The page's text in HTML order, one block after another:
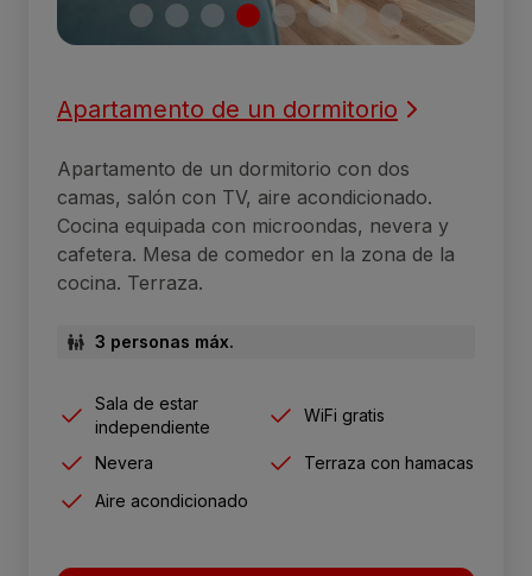
Apartamento de un dormitorio
Apartamento de un dormitorio con dos
camas, salón con TV, aire acondicionado.
Cocina equipada con microondas, nevera y
cafetera. Mesa de comedor en la zona de la
cocina. Terraza.
3 personas máx.
Sala de estar
independiente
WiFi gratis
Nevera
Terraza con hamacas
Aire acondicionado